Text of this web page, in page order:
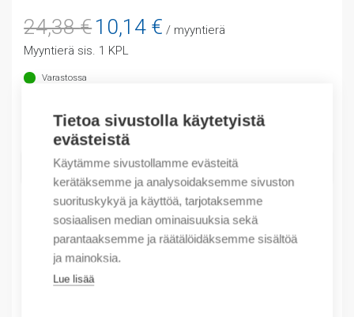
Tietoa sivustolla käytetyistä
evästeistä
Käytämme sivustollamme evästeitä
kerätäksemme ja analysoidaksemme sivuston
suorituskykyä ja käyttöä, tarjotaksemme
sosiaalisen median ominaisuuksia sekä
parantaaksemme ja räätälöidäksemme sisältöä
ja mainoksia.
Lue lisää
24,38€ Alkuperäinen
hinta
oli:
10,14 € hinta
/ myyntierä
Myyntierä sis. 1 KPL
Varastossa
Määrä
Määrä
LISÄÄ OSTOSKORIIN
Tuotekoodit
Tilauskoodi: GKF30